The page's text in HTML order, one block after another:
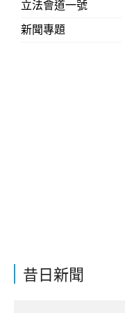
立法會道一號
新聞專題
昔日新聞